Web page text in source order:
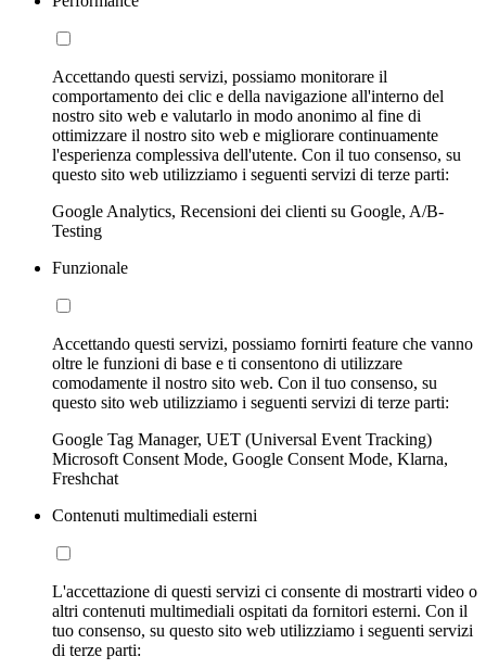
Accettando questi servizi, possiamo monitorare il
comportamento dei clic e della navigazione all'interno del
nostro sito web e valutarlo in modo anonimo al fine di
ottimizzare il nostro sito web e migliorare continuamente
l'esperienza complessiva dell'utente. Con il tuo consenso, su
questo sito web utilizziamo i seguenti servizi di terze parti:
Google Analytics, Recensioni dei clienti su Google, A/B-
Testing
Funzionale
Accettando questi servizi, possiamo fornirti feature che vanno
oltre le funzioni di base e ti consentono di utilizzare
comodamente il nostro sito web. Con il tuo consenso, su
questo sito web utilizziamo i seguenti servizi di terze parti:
Google Tag Manager, UET (Universal Event Tracking)
Microsoft Consent Mode, Google Consent Mode, Klarna,
Freshchat
Contenuti multimediali esterni
L'accettazione di questi servizi ci consente di mostrarti video o
altri contenuti multimediali ospitati da fornitori esterni. Con il
tuo consenso, su questo sito web utilizziamo i seguenti servizi
di terze parti: